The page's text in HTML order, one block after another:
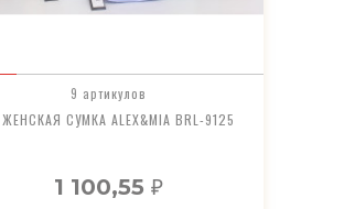
9 артикулов
ЖЕНСКАЯ СУМКА ALEX&MIA BRL-9125
1 100,55₽